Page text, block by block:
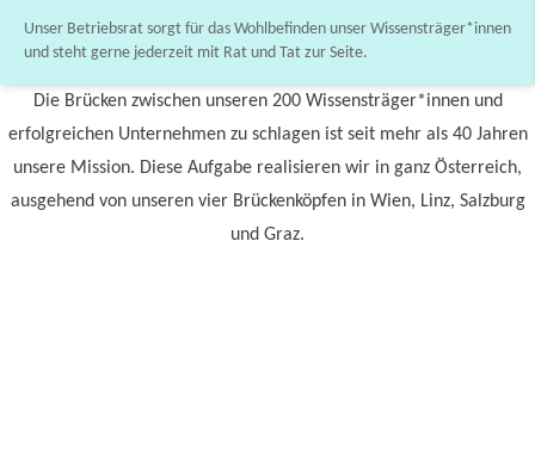
Unser Betriebsrat sorgt für das Wohlbefinden unser Wissensträger*innen
und steht gerne jederzeit mit Rat und Tat zur Seite.
Die Brücken zwischen unseren 200 Wissensträger*innen und
erfolgreichen Unternehmen zu schlagen ist seit mehr als 40 Jahren
unsere Mission. Diese Aufgabe realisieren wir in ganz Österreich,
ausgehend von unseren vier Brückenköpfen in Wien, Linz, Salzburg
und Graz.